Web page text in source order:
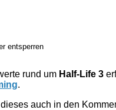
entsperren
rund um Half-Life 3
.
auch in den